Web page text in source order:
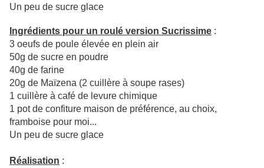
Un peu de sucre glace
Ingrédients pour un roulé version Sucrissime :
3 oeufs de poule élevée en plein air
50g de sucre en poudre
40g de farine
20g de Maïzena (2 cuillère à soupe rases)
1 cuillère à café de levure chimique
1 pot de confiture maison de préférence, au choix,
framboise pour moi...
Un peu de sucre glace
Réalisation :